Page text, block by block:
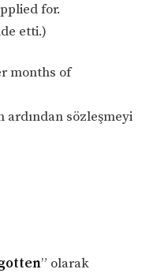
for.
etti.)
months of
sözleşmeyi
” olarak